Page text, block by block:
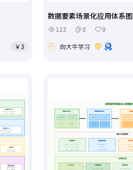
￥3
数据要素场景化应用体系图
123 0
0
向大牛学习